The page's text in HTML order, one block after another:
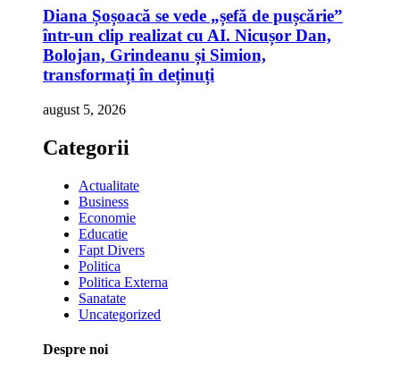
Diana Șoșoacă se vede „șefă de pușcărie”
într-un clip realizat cu AI. Nicușor Dan,
Bolojan, Grindeanu și Simion,
transformați în deținuți
august 5, 2026
Categorii
Actualitate
Business
Economie
Educatie
Fapt Divers
Politica
Politica Externa
Sanatate
Uncategorized
Despre noi